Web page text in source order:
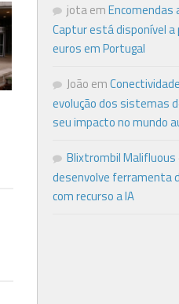
jotaemEncomendas
Captur está disponível
euros em Portugal
João em
evolução dos sistemas
seu impacto no mundo
Blixtrombil Malifluous
desenvolve ferramenta
com recurso a IA